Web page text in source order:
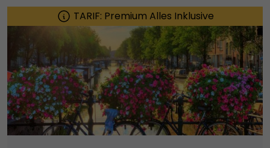
TARIF: Premium Alles Inklusive